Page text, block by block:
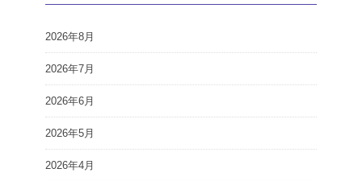
2026年8月
2026年7月
2026年6月
2026年5月
2026年4月